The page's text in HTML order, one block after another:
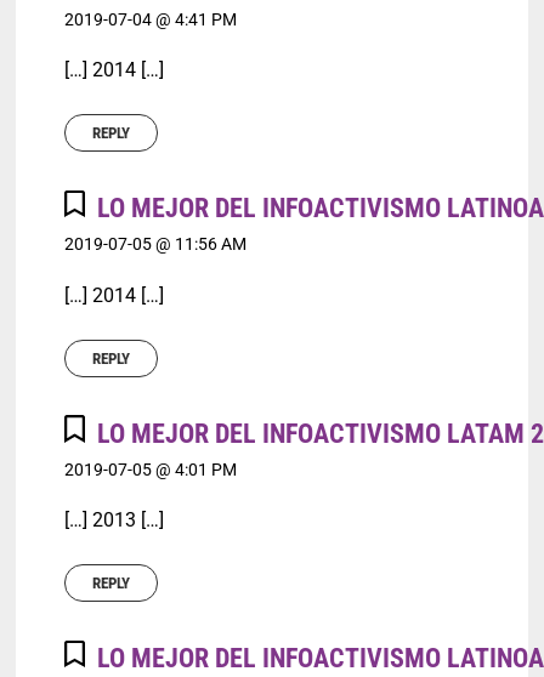
2019-07-04 @ 4:41 PM
[…] 2014 […]
REPLY
LO MEJOR DEL INFOACTIVISMO
2019-07-05 @ 11:56 AM
[…] 2014 […]
REPLY
LO MEJOR DEL INFOACTIVISMO LATAM
2019-07-05 @ 4:01 PM
[…] 2013 […]
REPLY
LO MEJOR DEL INFOACTIVISMO